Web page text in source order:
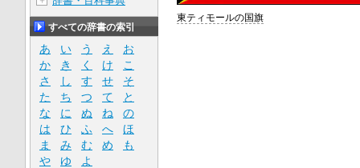
東ティモールの国旗
すべての辞書の索引
あ い う え
お
か
き く け
こ
さ
し す せ
そ
た
ち つ て
と
な
に ぬ ね
の
は
ひ ふ へ
ほ
ま
み む め
も
や
ゆ
よ